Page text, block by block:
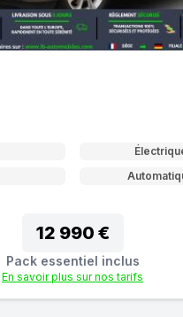
12 990 €
Pack essentiel inclus
En savoir plus sur nos tarifs